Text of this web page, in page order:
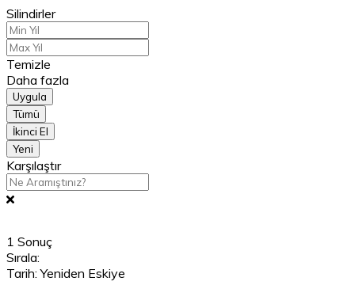
Silindirler
Temizle
Daha fazla
Uygula
Tümü
İkinci El
Yeni
Karşılaştır
1 Sonuç
Sırala:
Tarih: Yeniden Eskiye